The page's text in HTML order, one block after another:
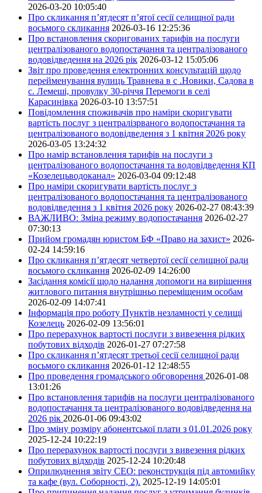
2026-03-20 10:05:40
Про скликання п’ятдесят п’ятої сесії селищної ради
восьмого скликання 2026-03-16 12:25:36
Про встановлення скоригованих тарифів на послуги
централізованого водопостачання та централізованого
водовідведення на 2026 рік 2026-03-12 15:05:06
Звіт про проведення електронних консультацій щодо
перейменування вулиць Травнева в с .Новики, Садова в
с. Лемеші, провулку 30-річчя Перемоги в селі
Карасинівка 2026-03-10 13:57:51
Повідомлення споживачів про наміри скоригувати
вартість послуг з централізрваного водопостачання та
централізованого водовідведення з 1 квітня 2026 року
2026-03-05 13:24:32
Про намір встановлення тарифів на послуги з
централізованого водопостачання та водовідведення КП
«Козелецьводоканал» 2026-03-04 09:12:48
Про наміри скоригувати вартість послуг з
централізованого водопостачання та централізованого
водовідведення з 1 квітня 2026 року 2026-02-27 08:43:39
ВАЖЛИВО: Зміна режиму водопостачання 2026-02-27
07:30:13
Прийом громадян юристом БФ «Право на захист» 2026-
02-24 14:59:16
Про скликання п’ятдесят четвертої сесії селищної ради
восьмого скликання 2026-02-09 14:26:00
Засідання комісії щодо надання допомоги на вирішення
житлового питання внутрішньо переміщеним особам
2026-02-09 14:07:41
Інформація про роботу Пунктів незламності у селищі
Козелець 2026-02-09 13:56:01
Про перерахунок вартості послуги з вивезення рідких
побутових відходів 2026-01-27 07:27:58
Про скликання п’ятдесят третьої сесії селищної ради
восьмого скликання 2026-01-12 12:48:55
Про проведення громадського обговорення 2026-01-08
13:01:26
Про встановлення тарифів на послуги централізованого
водопостачання та централізованого водовідведення на
2026 рік 2026-01-06 09:43:02
Про зміну розміру абонентської плати з 01.01.2026 року
2025-12-24 10:22:19
Про перерахунок вартості послуги з вивезення рідких
побутових відходів 2025-12-24 10:20:48
Оприлюднення звіту СЕО: реконструкція під автомийку
та кафе (вул. Соборності, 2). 2025-12-19 14:05:01